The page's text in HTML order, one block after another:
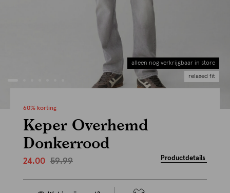
alleen nog verkrijgbaar in store
relaxed fit
60% korting
Keper Overhemd
Donkerrood
24.00 59.99 Productdetails